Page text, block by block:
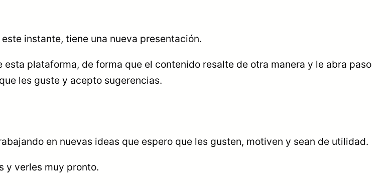
instante, tiene una nueva presentación.
plataforma, de forma que el contenido resalte de otra manera y le abra paso
les guste y acepto sugerencias.
en nuevas ideas que espero que les gusten, motiven y sean de utilidad.
y verles muy pronto.